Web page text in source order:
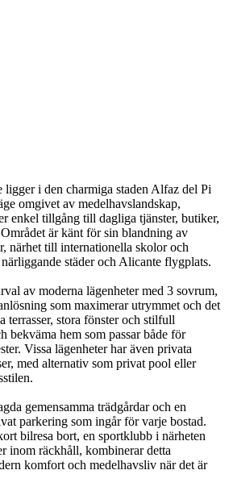
ligger i den charmiga staden Alfaz del Pi
omgivet av medelhavslandskap,
enkel tillgång till dagliga tjänster, butiker,
är känt för sin blandning av
närhet till internationella skolor och
städer och Alicante flygplats.
av moderna lägenheter med 3 sovrum,
som maximerar utrymmet och det
terrasser, stora fönster och stilfull
bekväma hem som passar både för
Vissa lägenheter har även privata
med alternativ som privat pool eller
gemensamma trädgårdar och en
parkering som ingår för varje bostad.
bilresa bort, en sportklubb i närheten
inom räckhåll, kombinerar detta
komfort och medelhavsliv när det är